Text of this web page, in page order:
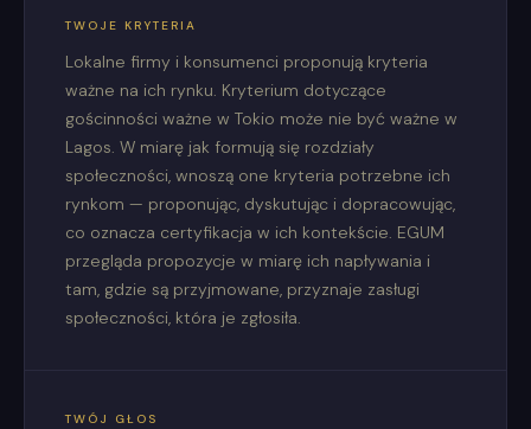
TWOJE KRYTERIA
Lokalne firmy i konsumenci proponują kryteria
ważne na ich rynku. Kryterium dotyczące
gościnności ważne w Tokio może nie być ważne w
Lagos. W miarę jak formują się rozdziały
społeczności, wnoszą one kryteria potrzebne ich
rynkom — proponując, dyskutując i dopracowując,
co oznacza certyfikacja w ich kontekście. EGUM
przegląda propozycje w miarę ich napływania i
tam, gdzie są przyjmowane, przyznaje zasługi
społeczności, która je zgłosiła.
TWÓJ GŁOS